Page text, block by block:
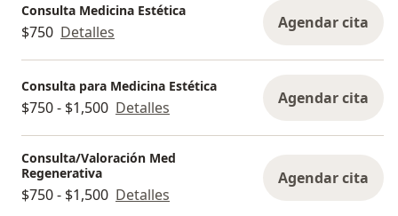
Consulta Medicina Estética
$750 Detalles Agendar cita
Consulta para Medicina Estética
$750 - $1,500 Detalles Agendar cita
Consulta/Valoración Med
Regenerativa
$750 - $1,500 Detalles
Agendar cita